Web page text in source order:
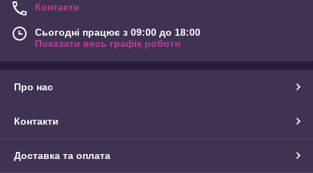
Контакти
Сьогодні працює з 09:00 до 18:00
Показати весь графік роботи
Про нас
Контакти
Доставка та оплата